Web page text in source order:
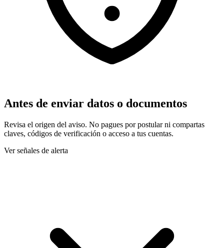
Antes de enviar datos o documentos
Revisa el origen del aviso. No pagues por postular ni compartas
claves, códigos de verificación o acceso a tus cuentas.
Ver señales de alerta